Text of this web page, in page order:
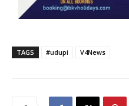
TAGS #udupi V4News